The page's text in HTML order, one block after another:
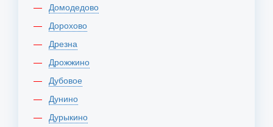
Домодедово
Дорохово
Дрезна
Дрожжино
Дубовое
Дунино
Дурыкино